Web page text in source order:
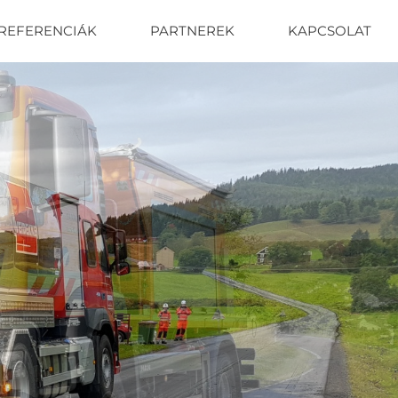
PARTNEREK KAPCSOLAT